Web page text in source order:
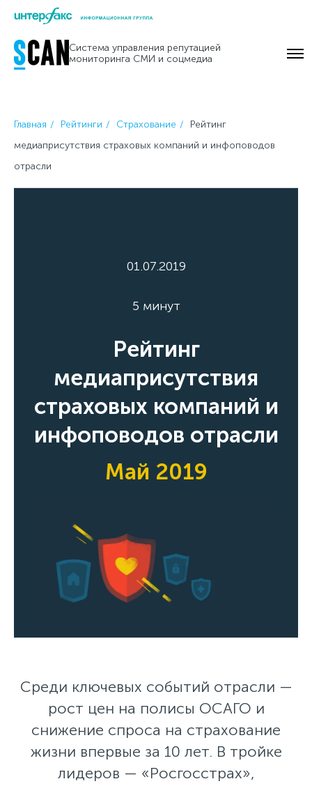
Skip
content
Система управления репутацией
мониторинга СМИ и соцмедиа
Главная Рейтинги Страхование
Рейтинг
медиаприсутствия страховых компаний и инфоповодов
отрасли
01.07.2019
5 минут
Рейтинг
медиаприсутствия
страховых компаний и
инфоповодов отрасли
Май 2019
Среди ключевых событий отрасли —
рост цен на полисы ОСАГО и
снижение спроса на страхование
жизни впервые за 10 лет. В тройке
лидеров — «Росгосстрах»,